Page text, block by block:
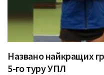
Названо найкращих
5-го туру УПЛ